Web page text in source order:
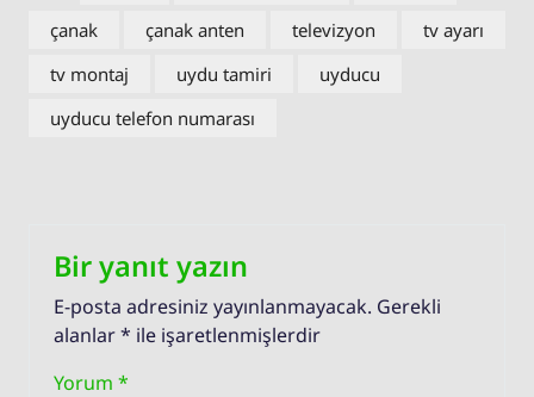
çanak
çanak anten televizyon
tv ayarı
tv montaj
uydu tamiri
uyducu
uyducu telefon numarası
Bir yanıt yazın
E-posta adresiniz yayınlanmayacak. Gerekli
alanlar* ile işaretlenmişlerdir
Yorum *